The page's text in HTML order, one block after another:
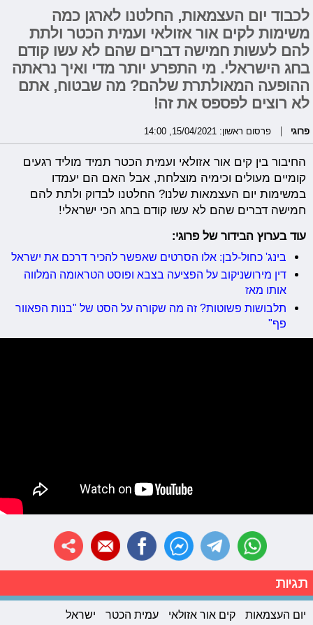
לכבוד יום העצמאות, החלטנו לארגן כמה
משימות לקים אור אזולאי ועמית הכטר ולתת
להם לעשות חמישה דברים שהם לא עשו קודם
בחג הישראלי. מי התפרע יותר מדי ואיך נראתה
ההופעה המאולתרת שלהם? מה שבטוח, אתם
לא רוצים לפספס את זה!
פרוגי פרסום ראשון: 15/04/2021, 14:00
החיבור בין קים אור אזולאי ועמית הכטר תמיד מוליד רגעים
קומיים מעולים וכימיה מוצלחת, אבל האם הם יעמדו
במשימות יום העצמאות שלנו? החלטנו לבדוק ולתת להם
חמישה דברים שהם לא עשו קודם בחג הכי ישראלי!
עוד בערוץ הבידור של פרוגי:
בינג' כחול-לבן: אלו הסרטים שאפשר להכיר דרכם את ישראל
דין מירושניקוב על הפציעה בצבא ופוסט הטראומה המלווה
אותו מאז
תלבושות פשוטות? זה מה שקורה על הסט של "בנות הפאוור
פף"
תגיות
יום העצמאות קים אור אזולאי עמית הכטר ישראל